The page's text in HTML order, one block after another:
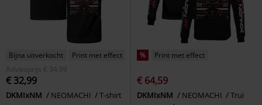
Bijna uitverkocht
Print met effect
Adviesprijs
€ 34,99
€ 32,99
DKMIxNM NEOMACHI T-shirt
% Print met effect
€ 64,59
DKMIxNM NEOMACHI
Trui